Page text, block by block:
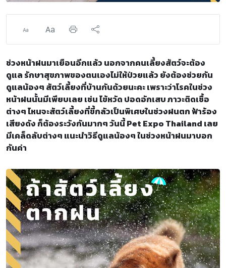
ช่วงหน้าฝนมาเยือนอีกแล้ว นอกจากคนเลี้ยงสัตว์จะต้อง
ดูแล รักษาสุขภาพของตนเองไม่ให้ป่วยแล้ว ยังต้องช่วยกัน
ดูแลน้องๆ สัตว์เลี้ยงที่บ้านกันด้วยนะคะ เพราะว่าโรคในช่วง
หน้าฝนนั้นมีเพียบเลย เช่น ไข้หวัด ปอดอักเสบ ภาวะติดเชื้อ
ต่างๆ ไหนจะสัตว์เลี้ยงที่ขี้กลัวเป็นพิเศษในช่วงฝนตก ฟ้าร้อง
เสียงดัง ก็ต้องระวังกันมากๆ วันนี้ Pet Expo Thailand เลย
มีเคล็ดลับต่างๆ แนะนำวิธีดูแลน้องๆ ในช่วงหน้าฝนมาบอก
กันค่า